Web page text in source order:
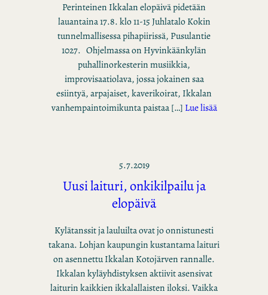
Perinteinen Ikkalan elopäivä pidetään
lauantaina 17.8. klo 11-15 Juhlatalo Kokin
tunnelmallisessa pihapiirissä, Pusulantie
1027. Ohjelmassa on Hyvinkäänkylän
puhallinorkesterin musiikkia,
improvisaatiolava, jossa jokainen saa
esiintyä, arpajaiset, kaverikoirat, Ikkalan
vanhempaintoimikunta paistaa […] Lue lisää
5.7.2019
Uusi laituri, onkikilpailu ja
elopäivä
Kylätanssit ja lauluilta ovat jo onnistunesti
takana. Lohjan kaupungin kustantama laituri
on asennettu Ikkalan Kotojärven rannalle.
Ikkalan kyläyhdistyksen aktiivit asensivat
laiturin kaikkien ikkalallaisten iloksi. Vaikka